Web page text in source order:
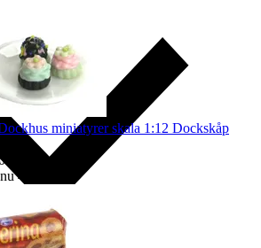
miniatyrer skala 1:12 Dockskåp
46 kr